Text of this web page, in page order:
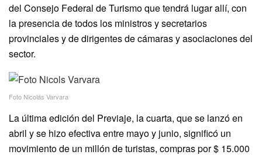
del Consejo Federal de Turismo que tendrá lugar allí, con
la presencia de todos los ministros y secretarios
provinciales y de dirigentes de cámaras y asociaciones del
sector.
Foto Nicolás Varvara
La última edición del Previaje, la cuarta, que se lanzó en
abril y se hizo efectiva entre mayo y junio, significó un
movimiento de un millón de turistas, compras por $ 15.000